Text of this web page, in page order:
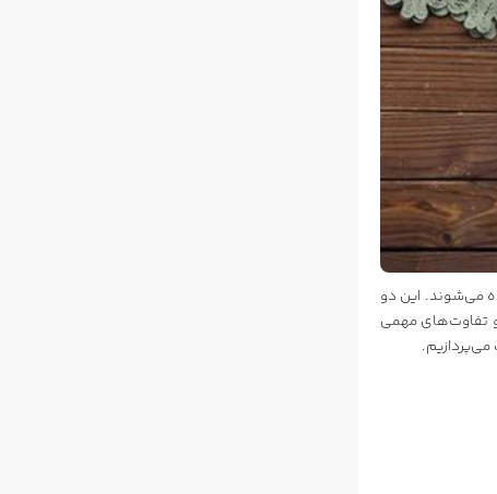
می‌شوند. این دو
و تفاوت‌های مهمی